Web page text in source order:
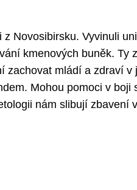
Novosibirsku. Vyvinuli
kmenových buněk. Ty
zachovat mládí a zdraví v
Mohou pomoci v boji
nám slibují zbavení